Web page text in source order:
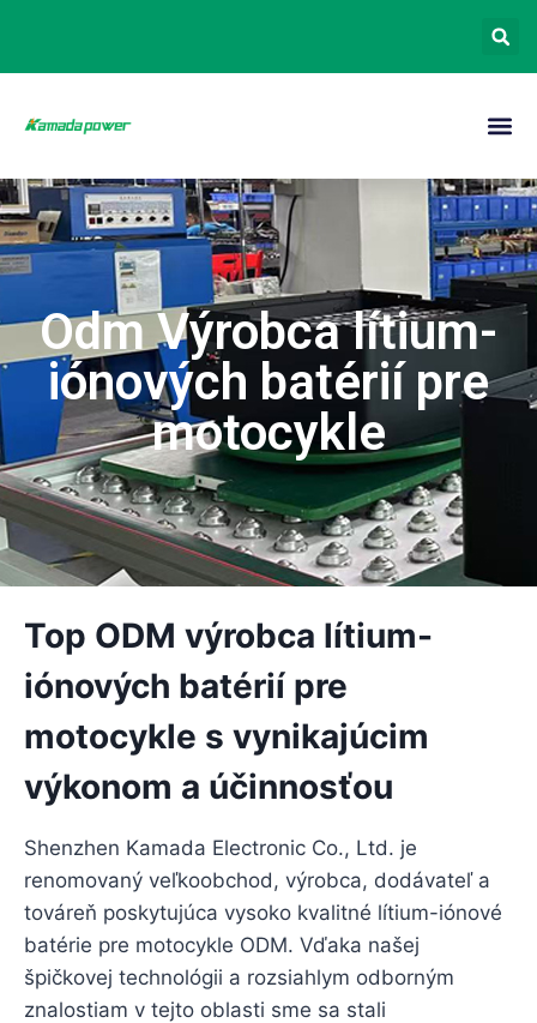
Odm Výrobca lítium-
iónových batérií pre
motocykle
Top ODM výrobca lítium-
iónových batérií pre
motocykle s vynikajúcim
výkonom a účinnosťou
Shenzhen Kamada Electronic Co., Ltd. je
renomovaný veľkoobchod, výrobca, dodávateľ a
továreň poskytujúca vysoko kvalitné lítium-iónové
batérie pre motocykle ODM. Vďaka našej
špičkovej technológii a rozsiahlym odborným
znalostiam v tejto oblasti sme sa stali